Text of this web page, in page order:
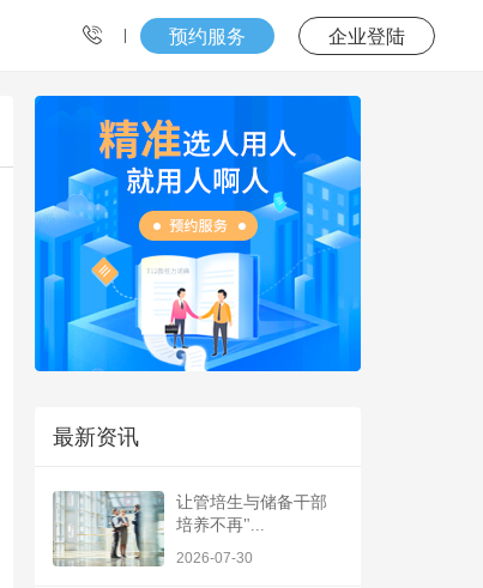
预约服务 企业登陆
最新资讯
让管培生与储备干部
培养不再"...
2026-07-30